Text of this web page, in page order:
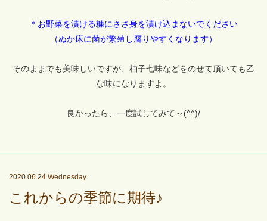
＊お野菜を漬ける糠にささ身を漬け込まないでください
（ぬか床に菌が繁殖し腐りやすくなります）
そのままでも美味しいですが、柚子七味などをのせて頂いても乙
な味になりますよ。
良かったら、一度試してみて～(^^)/
2020.06.24 Wednesday
これからの季節に期待♪